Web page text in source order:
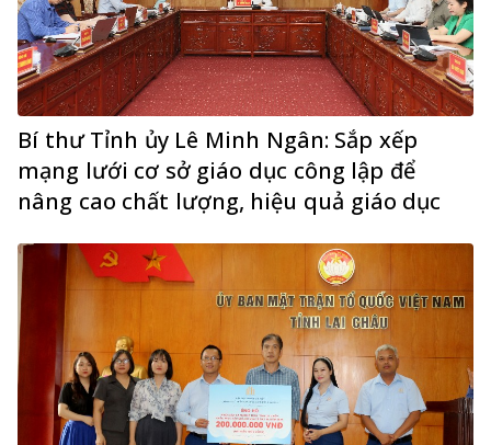
Bí thư Tỉnh ủy Lê Minh Ngân: Sắp xếp
mạng lưới cơ sở giáo dục công lập để
nâng cao chất lượng, hiệu quả giáo dục